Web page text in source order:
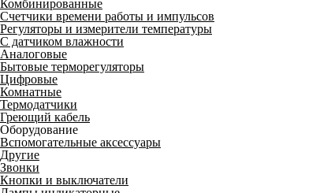
Комбинированные
Счетчики времени работы и импульсов
Регуляторы и измерители температуры
С датчиком влажности
Аналоговые
Бытовые терморегуляторы
Цифровые
Комнатные
Термодатчики
Греющий кабель
Оборудование
Вспомогательные аксессуары
Другие
Звонки
Кнопки и выключатели